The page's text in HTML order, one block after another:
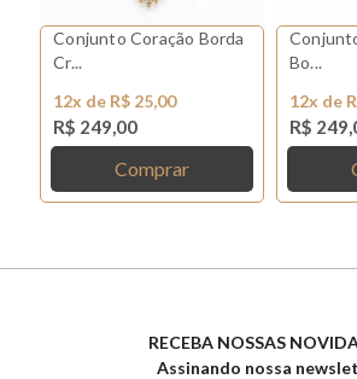
Conjunto Coração Borda
Cr...
12x de R$ 25,00
R$ 249,00
Comprar
Conjunto Coração Verde
Bo...
12x de
R$
RECEBA NOSSAS
Assinando nossa